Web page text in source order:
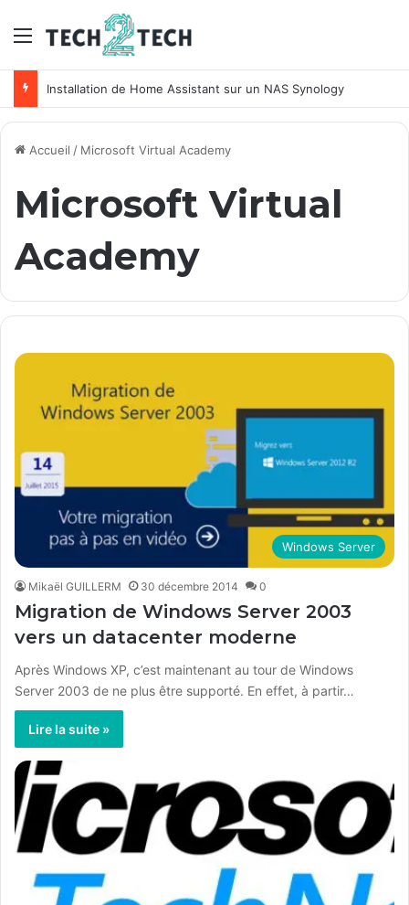
Menu
Installation de Home Assistant sur un NAS Synology
Accueil / Microsoft Virtual Academy
Microsoft Virtual
Academy
Windows Server
Mikaël GUILLERM 30 décembre 2014 0
Migration de Windows Server 2003
vers un datacenter moderne
Après Windows XP, c’est maintenant au tour de Windows
Server 2003 de ne plus être supporté. En effet, à partir…
Lire la suite »